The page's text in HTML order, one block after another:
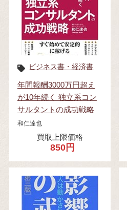
ビジネス書・経済書
年間報酬3000万円超え
が10年続く 独立系コン
サルタントの成功戦略
和仁達也
買取上限価格
850円